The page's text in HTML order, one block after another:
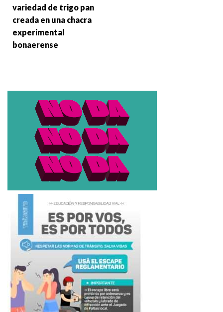
variedad de trigo pan
creada en una chacra
experimental
bonaerense